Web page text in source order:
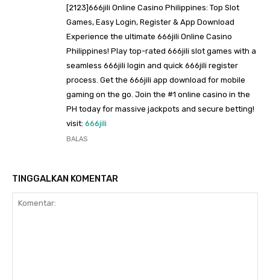
[2123]666jili Online Casino Philippines: Top Slot
Games, Easy Login, Register & App Download
Experience the ultimate 666jili Online Casino
Philippines! Play top-rated 666jili slot games with a
seamless 666jili login and quick 666jili register
process. Get the 666jili app download for mobile
gaming on the go. Join the #1 online casino in the
PH today for massive jackpots and secure betting!
visit: 666jili
BALAS
TINGGALKAN KOMENTAR